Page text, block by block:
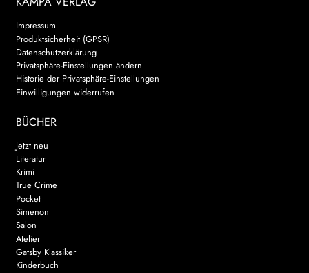
Impressum
Produktsicherheit (GPSR)
Datenschutzerklärung
Privatsphäre-Einstellungen ändern
Historie der Privatsphäre-Einstellungen
Einwilligungen widerrufen
BÜCHER
Jetzt neu
Literatur
Krimi
True Crime
Pocket
Simenon
Salon
Atelier
Gatsby Klassiker
Kinderbuch